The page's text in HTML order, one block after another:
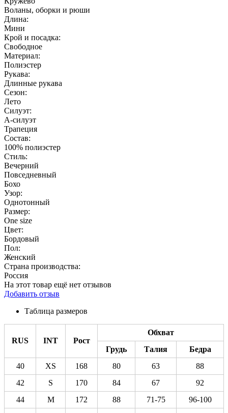
Воланы, оборки и рюши
Длина:
Мини
Крой и посадка:
Свободное
Материал:
Полиэстер
Рукава:
Длинные рукава
Сезон:
Лето
Силуэт:
А-силуэт
Трапеция
Состав:
100% полиэстер
Стиль:
Вечерний
Повседневный
Бохо
Узор:
Однотонный
Размер:
One size
Цвет:
Бордовый
Пол:
Женский
Страна производства:
Россия
На этот товар ещё нет отзывов
Добавить отзыв
Таблица размеров
RUS INT Рост
Обхват
Грудь
Талия
Бедра
40
XS 168 80 63
88
42
S 170 84 67
92
44
M 172 88 71-75
96-100